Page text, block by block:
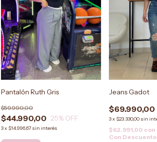
Pantalón Ruth Gris
$44.990,00
$59.990,00
25% OFF
3x $14.996,67 sin interés
Jeans Gadot
$69.990,00
3x $23.330,00 sin
$62.991,00 con
Con Descuento